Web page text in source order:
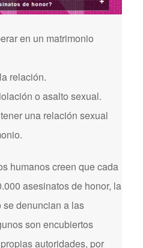
en un matrimonio
relación.
o asalto sexual.
una relación sexual
humanos creen que cada
asesinatos de honor, la
se denuncian a las
son encubiertos
autoridades, por